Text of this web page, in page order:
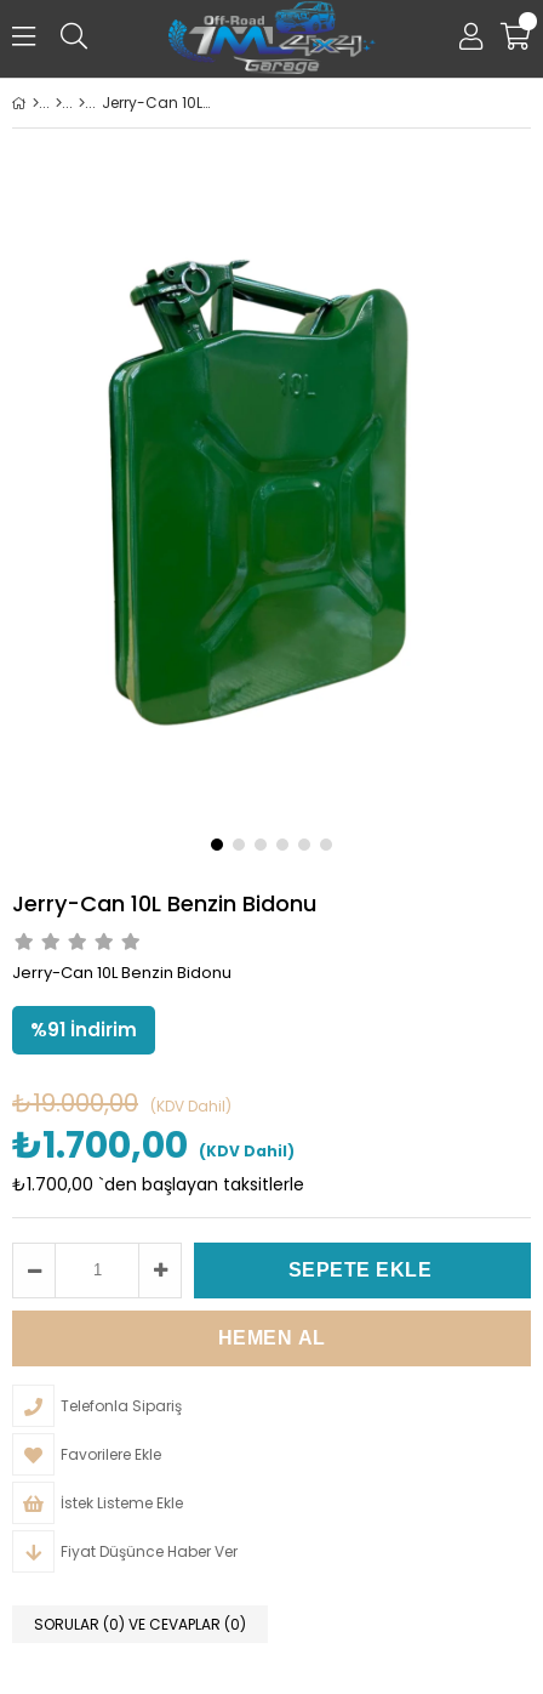
0
Jerry-Can 10L Benzin Bidonu
Jerry-Can 10L Benzin Bidonu
Jerry-Can 10L Benzin Bidonu
%91 İndirim
₺19.000,00 (KDV Dahil)
₺1.700,00 (KDV Dahil)
₺1.700,00 `den başlayan taksitlerle
Telefonla Sipariş
Favorilere Ekle
İstek Listeme Ekle
Fiyat Düşünce Haber Ver
SORULAR (0) VE CEVAPLAR (0)